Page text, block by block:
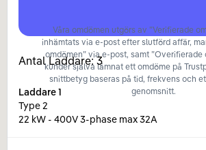
Våra omdömen utgörs av ”Verifierade
inhämtats via e-post efter slutförd affär,
omdömen” via e-post, samt ”Overifierade
kunder själva lämnat ett omdöme på
snittbetyg baseras på tid, frekvens och
genomsnitt.
Antal Laddare:3
Laddare1
Type 2
22 kW - 400V 3-phase max 32A